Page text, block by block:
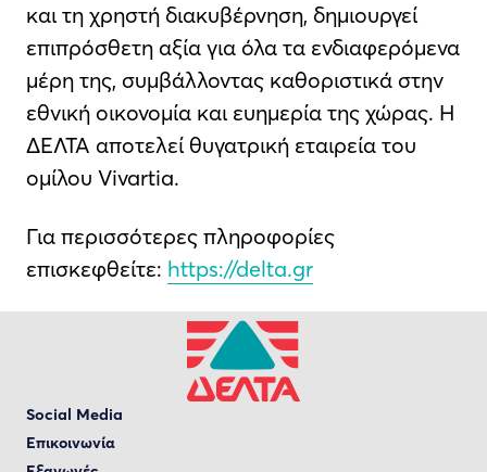
και τη χρηστή διακυβέρνηση, δημιουργεί
επιπρόσθετη αξία για όλα τα ενδιαφερόμενα
μέρη της, συμβάλλοντας καθοριστικά στην
εθνική οικονομία και ευημερία της χώρας. Η
ΔΕΛΤΑ αποτελεί θυγατρική εταιρεία του
ομίλου Vivartia.
Για περισσότερες πληροφορίες
επισκεφθείτε: https://delta.gr
Social Media
Επικοινωνία